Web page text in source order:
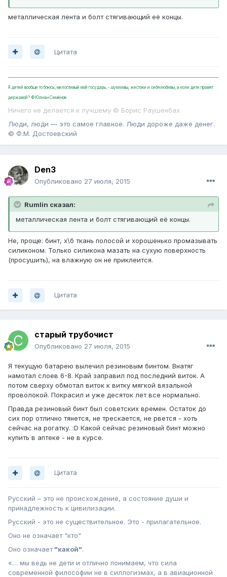
металлическая лента и болт стягивающий её концы.
Цитата
Я детей вообще то боюсь, милостивый мой государь, - шумливы, жестоки и себялюбивы, а коли дети правят
державой? ©Юлиан Семёнов
Ничего не делается к лучшему © Борис Раушенбах
Люди, люди — это самое главное. Люди дороже даже денег.
© Ф.М. Достоевский
Den3
Опубликовано 27 июля, 2015
Rumlin сказал:
металлическая лента и болт стягивающий её концы.
Не, проще: бинт, х\б ткань полосой и хорошенько промазывать
силиконом. Только силикона мазать на сухую поверхность
(просушить), на влажную он не приклеится.
Цитата
старый трубочист
Опубликовано 27 июля, 2015
Я текущую батарею вылечил резиновым бинтом. Внатяг
намотал слоев 6-8. Край заправил под последний виток. А
потом сверху обмотал виток к витку мягкой вязальной
проволокой. Покрасил и уже десяток лет все нормально.
Правда резиновый бинт был советских времен. Остаток до
сих пор отлично тянется, не трескается, не рвется - хоть
сейчас на рогатку. :D Какой сейчас резиновый бинт можно
купить в аптеке - не в курсе.
Цитата
Русский – это не происхождение, а состояние души и
принадлежность к цивилизации.
Русский - это не существительное. Это - прилагательное.
Оно не означает "кто"
Оно означает"какой".
«… мы ведь не дети и отлично понимаем, что сила
современной философии не в силлогизмах, а в авиационной